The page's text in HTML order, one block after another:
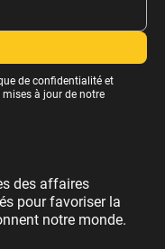
de confidentialitéet
à jour de notre
des affaires
pour favoriser la
notre monde.